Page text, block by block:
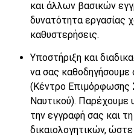
και άλλων βασικών
δυνατότητα εργασίας
καθυστερήσεις.
Υποστήριξη και
να σας καθοδηγήσουμε
(Κέντρο Επιμόρφωσης
Ναυτικού). Παρέχουμε
την εγγραφή σας και
δικαιολογητικών,